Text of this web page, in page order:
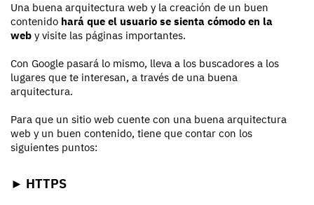
Una buena arquitectura web y la creación de un buen
contenido hará que el usuario se sienta cómodo en la
web y visite las páginas importantes.
Con Google pasará lo mismo, lleva a los buscadores a los
lugares que te interesan, a través de una buena
arquitectura.
Para que un sitio web cuente con una buena arquitectura
web y un buen contenido, tiene que contar con los
siguientes puntos:
► HTTPS